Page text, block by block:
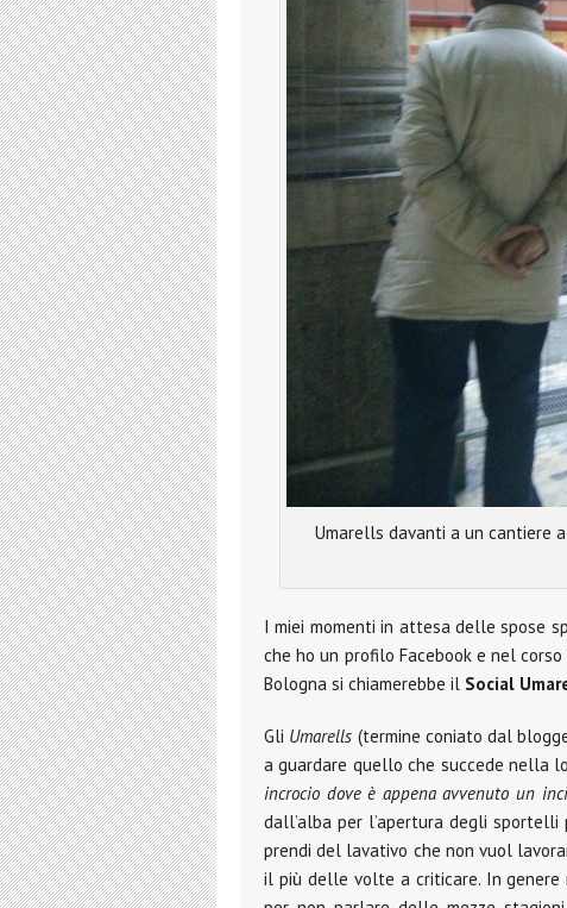
Umarells davanti a un cantiere
I miei momenti in attesa delle spose
che ho un profilo Facebook e nel
Bologna si chiamerebbe il Social
Gli Umarells (termine coniato dal
a guardare quello che succede nella
incrocio dove è appena avvenuto un
dall’alba per l’apertura degli
prendi del lavativo che non vuol
il più delle volte a criticare. In genere